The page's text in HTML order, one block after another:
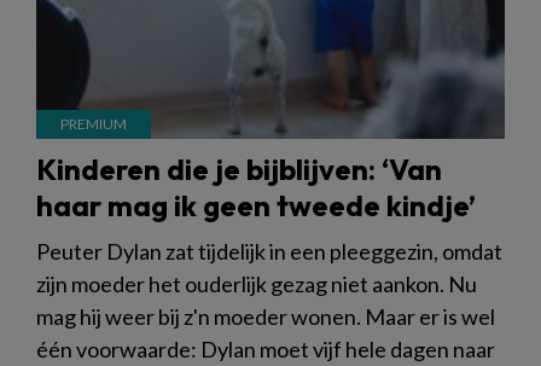
Kinderen die je bijblijven: ‘Van
haar mag ik geen tweede kindje’
Peuter Dylan zat tijdelijk in een pleeggezin, omdat
zijn moeder het ouderlijk gezag niet aankon. Nu
mag hij weer bij z'n moeder wonen. Maar er is wel
één voorwaarde: Dylan moet vijf hele dagen naar